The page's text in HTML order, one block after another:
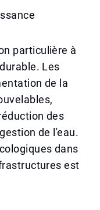
particulière à
Les
de la
des
de l'eau.
dans
est